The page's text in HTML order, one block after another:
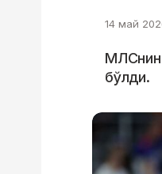
14 май
бўлди.